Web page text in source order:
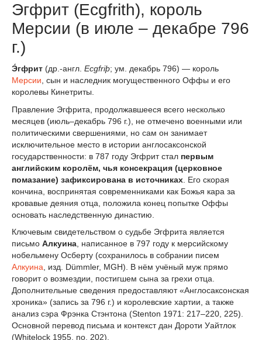
Эгфрит (Ecgfrith), король
Мерсии (в июле – декабре 796
г.)
Э́гфрит (др.-англ. Ecgfriþ; ум. декабрь 796) — король
Мерсии , сын и наследник могущественного Оффы и его
королевы Кинетриты.
Правление Эгфрита, продолжавшееся всего несколько
месяцев (июль–декабрь 796 г.), не отмечено военными или
политическими свершениями, но сам он занимает
исключительное место в истории англосаксонской
государственности: в 787 году Эгфрит стал первым
английским королём, чья консекрация (церковное
помазание) зафиксирована в источниках . Его скорая
кончина, воспринятая современниками как Божья кара за
кровавые деяния отца, положила конец попытке Оффы
основать наследственную династию.
Ключевым свидетельством о судьбе Эгфрита является
письмо Алкуина, написанное в 797 году к мерсийскому
нобельмену Осберту (сохранилось в собрании писем
Алкуина, изд. Dümmler, MGH). В нём учёный муж прямо
говорит о возмездии, постигшем сына за грехи отца.
Дополнительные сведения предоставляют «Англосаксонская
хроника» (запись за 796 г.) и королевские хартии, а также
анализ сэра Фрэнка Стэнтона (Stenton 1971: 217–220, 225).
Основной перевод письма и контекст дан Дороти Уайтлок
(Whitelock 1955, no. 202).